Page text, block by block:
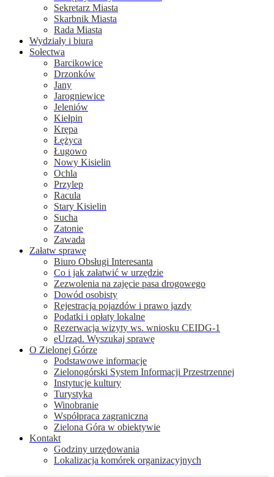
Sekretarz Miasta
Skarbnik Miasta
Rada Miasta
Wydziały i biura
Sołectwa
Barcikowice
Drzonków
Jany
Jarogniewice
Jeleniów
Kiełpin
Krępa
Łężyca
Ługowo
Nowy Kisielin
Ochla
Przylep
Racula
Stary Kisielin
Sucha
Zatonie
Zawada
Załatw sprawę
Biuro Obsługi Interesanta
Co i jak załatwić w urzędzie
Zezwolenia na zajęcie pasa drogowego
Dowód osobisty
Rejestracja pojazdów i prawo jazdy
Podatki i opłaty lokalne
Rezerwacja wizyty ws. wniosku CEIDG-1
eUrząd. Wyszukaj sprawę
O Zielonej Górze
Podstawowe informacje
Zielonogórski System Informacji Przestrzennej
Instytucje kultury
Turystyka
Winobranie
Współpraca zagraniczna
Zielona Góra w obiektywie
Kontakt
Godziny urzędowania
Lokalizacja komórek organizacyjnych